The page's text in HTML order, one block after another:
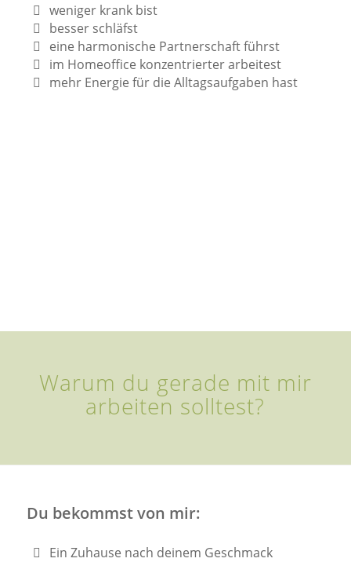
weniger krank bist
besser schläfst
eine harmonische Partnerschaft führst
im Homeoffice konzentrierter arbeitest
mehr Energie für die Alltagsaufgaben hast
Warum du gerade mit mir
arbeiten solltest?
Du bekommst von mir:
Ein Zuhause nach deinem Geschmack